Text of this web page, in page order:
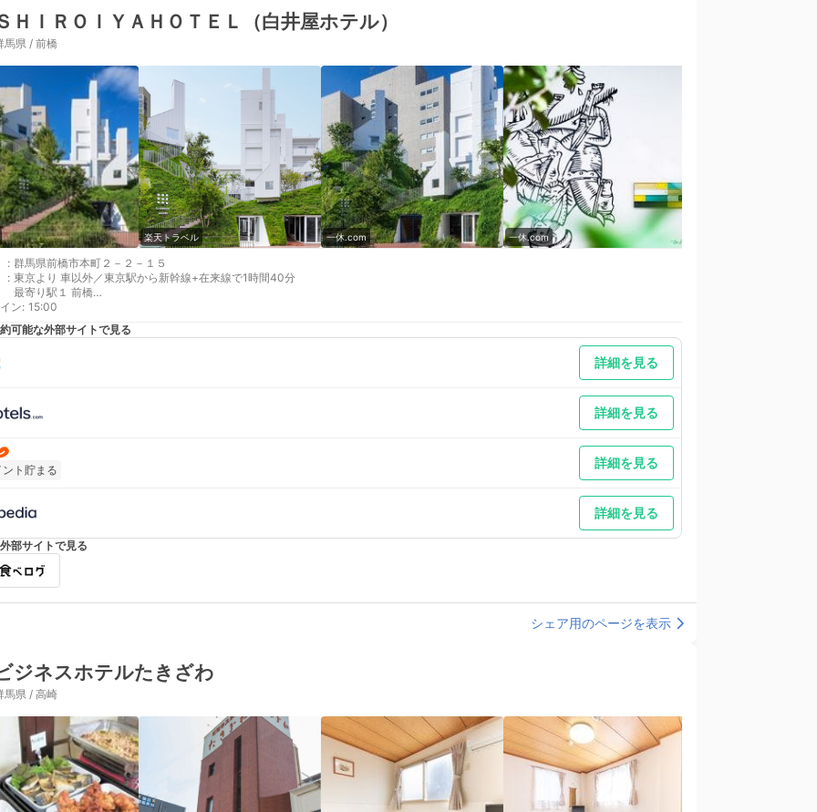
ＨＩＲＯＩＹＡＨＯＴＥＬ（白井屋ホテル）
馬県 / 前橋
楽天トラベル 一休.com 一休.com
: 群馬県前橋市本町２－２－１５
: 東京より 車以外／東京駅から新幹線+在来線で1時間40分
最寄り駅１ 前橋
最寄り駅２ 中央前橋
補足 車／【みずほ銀行前橋支店 地下駐車場】入庫日15:00～翌日の12:00まで無料でご利用いただけます。【みずほ銀行前橋支店 駐
車場が満車だった場合】前橋市民交流プラザ等駐車場（アーツ前橋駐車場）をご利用ください。
ン: 15:00
可能な外部サイトで見る
詳細を見る
詳細を見る
ント貯まる 詳細を見る
詳細を見る
部サイトで見る
シェア用のページを表示
ジネスホテルたきざわ
馬県 / 高崎